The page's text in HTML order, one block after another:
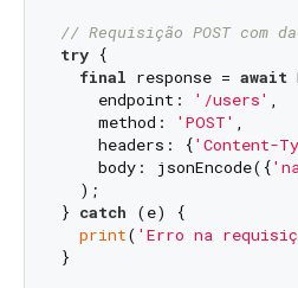
// Requisição POST com
try {
final response = await
    endpoint:
'/users' ,
    method:
'POST' ,
    headers: {
'Content-
    body: jsonEncode({
  );
} catch (e) {
print( 'Erro na